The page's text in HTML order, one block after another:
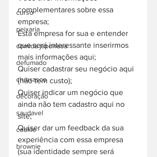
curso
peixaria
comida japonesa
defumado
churrasco
decoração
saudavel
cookie
brownie
complementares sobre essa
empresa;
Esta empresa for sua e entender
que será interessante inserirmos
mais informações aqui;
Quiser cadastrar seu negócio aqui
(não tem custo);
Quiser indicar um negócio que
ainda não tem cadastro aqui no
site;
Quiser dar um feedback da sua
experiência com essa empresa
(sua identidade sempre será